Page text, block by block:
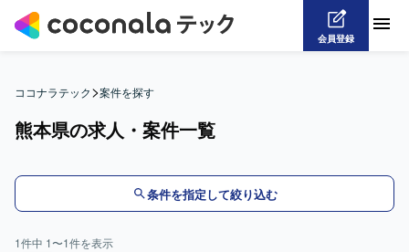
会員登録
ココナラテック>案件を探す
熊本県の求人・案件一覧
条件を指定して絞り込む
1件中 1〜1件を表示